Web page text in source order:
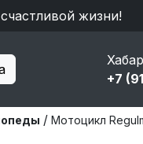
жизни!
+7
/ Мотоцикл